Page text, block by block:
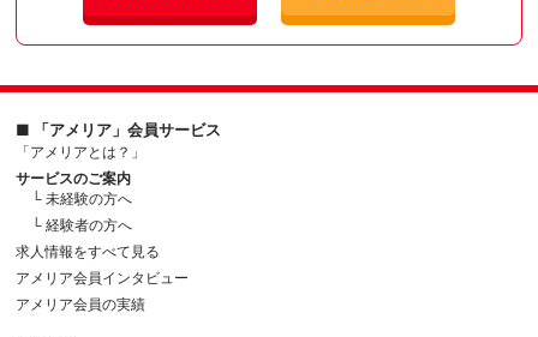
■ 「アメリア」会員サービス
「アメリアとは？」
サービスのご案内
└ 未経験の方へ
└ 経験者の方へ
求人情報をすべて見る
アメリア会員インタビュー
アメリア会員の実績